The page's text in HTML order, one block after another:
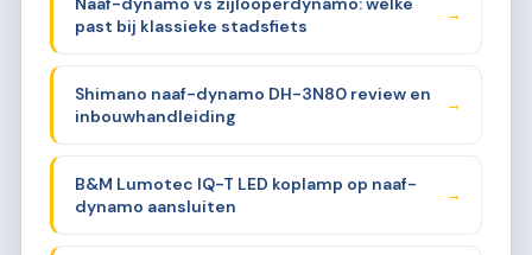
past bij klassieke stadsfiets
→
Shimano naaf-dynamo DH-3N80 review en
inbouwhandleiding
→
B&M Lumotec IQ-T LED koplamp op naaf-
dynamo aansluiten
→